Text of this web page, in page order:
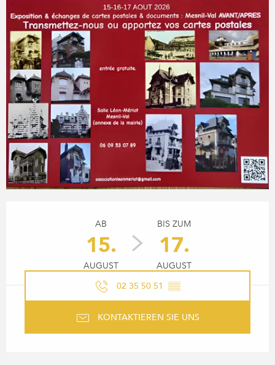
AB
15.
AUGUST
BIS ZUM
17.
AUGUST
02 35 50 51 ▒▒
KONTAKTIEREN SIE UNS